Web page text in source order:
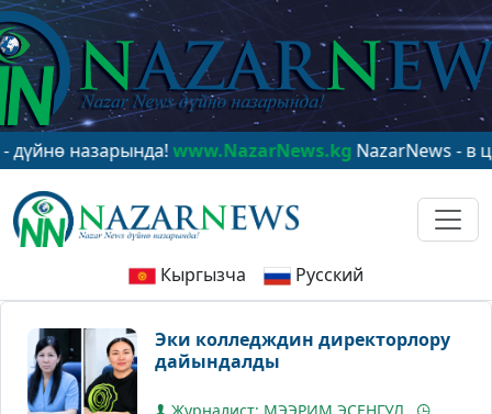
назарында!www.NazarNews.kgNazarNews - в
Кыргызча Русский
Эки колледждин директорлору
дайындалды